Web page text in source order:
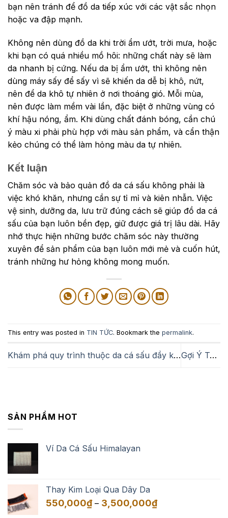
bạn nên tránh để đồ da tiếp xúc với các vật sắc nhọn
hoặc va đập mạnh.
Không nên dùng đồ da khi trời ẩm ướt, trời mưa, hoặc
khi bạn có quá nhiều mồ hôi: những chất này sẽ làm
da nhanh bị cứng. Nếu da bị ẩm ướt, thì không nên
dùng máy sấy để sấy vì sẽ khiến da dễ bị khô, nứt,
nên để da khô tự nhiên ở nơi thoáng gió. Mỗi mùa,
nên được làm mềm vài lần, đặc biệt ở những vùng có
khí hậu nóng, ẩm. Khi dùng chất đánh bóng, cần chú
ý màu xi phải phù hợp với màu sản phẩm, và cẩn thận
kẻo chúng có thể làm hỏng màu da tự nhiên.
Kết luận
Chăm sóc và bảo quản đồ da cá sấu không phải là
việc khó khăn, nhưng cần sự tỉ mỉ và kiên nhẫn. Việc
vệ sinh, dưỡng da, lưu trữ đúng cách sẽ giúp đồ da cá
sấu của bạn luôn bền đẹp, giữ được giá trị lâu dài. Hãy
nhớ thực hiện những bước chăm sóc này thường
xuyên để sản phẩm của bạn luôn mới mẻ và cuốn hút,
tránh những hư hỏng không mong muốn.
This entry was posted in TIN TỨC. Bookmark the permalink.
Khám phá quy trình thuộc da cá sấu đầy kỳ công Gợi Ý Top 5 Món Quà Tết Độc Đáo Và Ý Nghĩa Cho Dịp Năm Mới 2025
SẢN PHẨM HOT
Ví Da Cá Sấu Himalayan
Thay Kim Loại Qua Dây Da
550,000₫ – 3,500,000₫Khoảng